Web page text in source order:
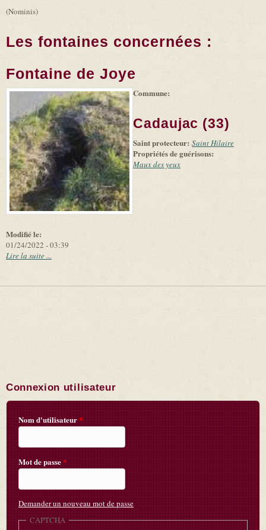
(Nominis)
Les fontaines concernées :
Fontaine de Joye
-
Leaflet (link is
|
Tiles
(link is
external)
©
Microsoft
and
suppliers
Modifié le:
01/24/2022 - 03:39
Commune:
Cadaujac (33)
Saint protecteur: Saint Hilaire
Propriétés de guérisons:
Maux des yeux
Lire la suite ...
Connexion utilisateur
Nom d'utilisateur*
Mot de passe*
Demander un nouveau mot de passe
CAPTCHA